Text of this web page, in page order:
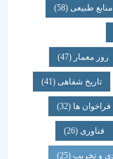
(58)
(47)
شفاهی (41)
ها (32)
(26)
(25)